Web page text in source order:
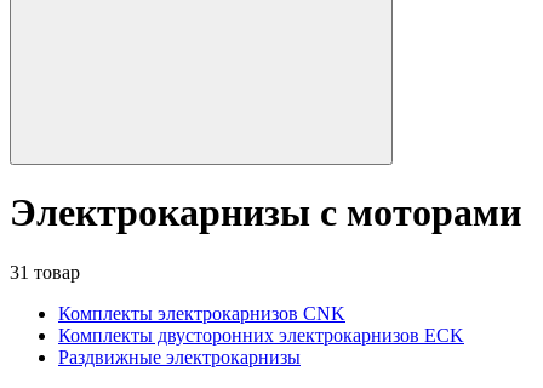
Электрокарнизы с моторами
31 товар
Комплекты электрокарнизов CNK
Комплекты двусторонних электрокарнизов ECK
Раздвижные электрокарнизы